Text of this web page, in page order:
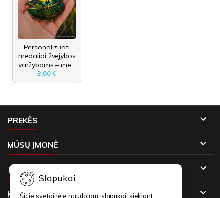
Personalizuoti
medaliai žvejybos
varžyboms – me...
3,00 €
PREKĖS 
MŪSŲ ĮMONĖ 
JŪSŲ PASKYRA 
KONTAKTAI 
Slapukai
Šioje svetainėje naudojami slapukai, siekiant